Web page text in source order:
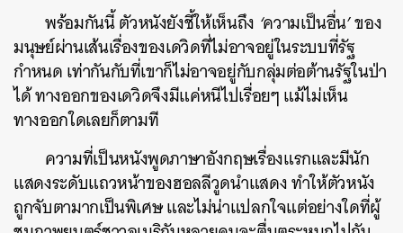
พร้อมกันนี้ ตัวหนังยังชี้ให้เห็นถึง ‘ความเป็นอื่น’ของ
มนุษย์ผ่านเส้นเรื่องของเดวิดที่ไม่อาจอยู่ในระบบที่รัฐ
กำหนด เท่ากันกับที่เขาก็ไม่อาจอยู่กับกลุ่มต่อต้านรัฐในป่า
ได้ ทางออกของเดวิดจึงมีแค่หนีไปเรื่อยๆ แม้ไม่เห็น
ทางออกใดเลยก็ตามที
ความที่เป็นหนังพูดภาษาอังกฤษเรื่องแรกและมีนัก
แสดงระดับแถวหน้าของฮอลลีวูดนำแสดง ทำให้ตัวหนัง
ถูกจับตามากเป็นพิเศษ และไม่น่าแปลกใจแต่อย่างใดที่ผู้